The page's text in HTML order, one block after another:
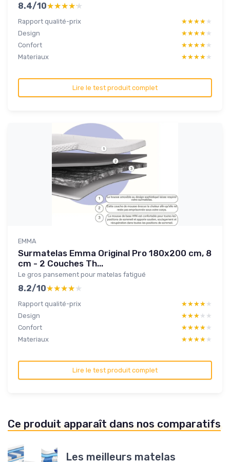
8.4/10★★★★★
★★★★★
Rapport qualité-prix ★★★★★
★★★★★
Design
★★★★★
★★★★★
Confort
★★★★★
★★★★★
Materiaux
★★★★★
★★★★★
Lire le test produit complet
EMMA
Surmatelas Emma Original Pro 180x200 cm, 8
cm - 2 Couches Th...
Le gros pansement pour matelas fatigué
8.2/10★★★★★
★★★★★
Rapport qualité-prix ★★★★★
★★★★★
Design
★★★★★
★★★★★
Confort
★★★★★
★★★★★
Materiaux
★★★★★
★★★★★
Lire le test produit complet
Ce produit apparaît dans nos comparatifs
Les meilleurs matelas